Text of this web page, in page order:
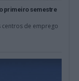
primeiro semestre
de emprego